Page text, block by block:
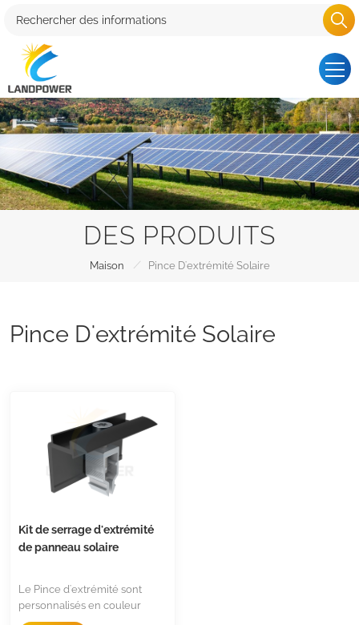
DES PRODUITS
Maison / Pince D'extrémité Solaire
Pince D'extrémité Solaire
Kit de serrage d'extrémité
de panneau solaire
Le Pince d'extrémité sont
personnalisés en couleur
argent ou noir, assemblés en